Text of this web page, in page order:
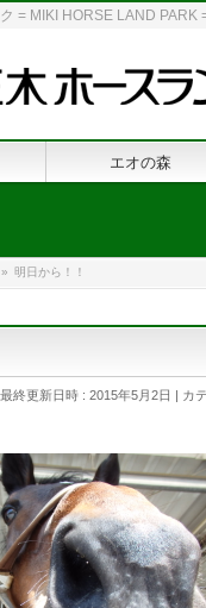
= MIKI HORSE LAND
エオの森
» 明日から！！
最終更新日時 : 2015年5月2日 カ